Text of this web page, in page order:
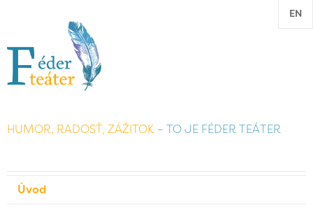
EN
HUMOR, RADOSŤ, ZÁŽITOK – TO JE FÉDER TEÁTER
Úvod